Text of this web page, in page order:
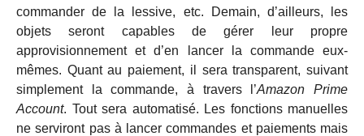
commander de la lessive, etc. Demain, d’ailleurs, les
objets seront capables de gérer leur propre
approvisionnement et d’en lancer la commande eux-
mêmes. Quant au paiement, il sera transparent, suivant
simplement la commande, à travers l’Amazon Prime
Account. Tout sera automatisé. Les fonctions manuelles
ne serviront pas à lancer commandes et paiements mais